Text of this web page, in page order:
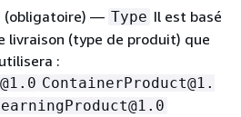
(obligatoire) — Type Il est basé
livraison (type de produit) que
:
ContainerProduct@1.